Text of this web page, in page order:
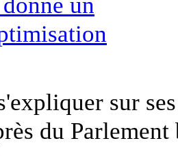
sur
du